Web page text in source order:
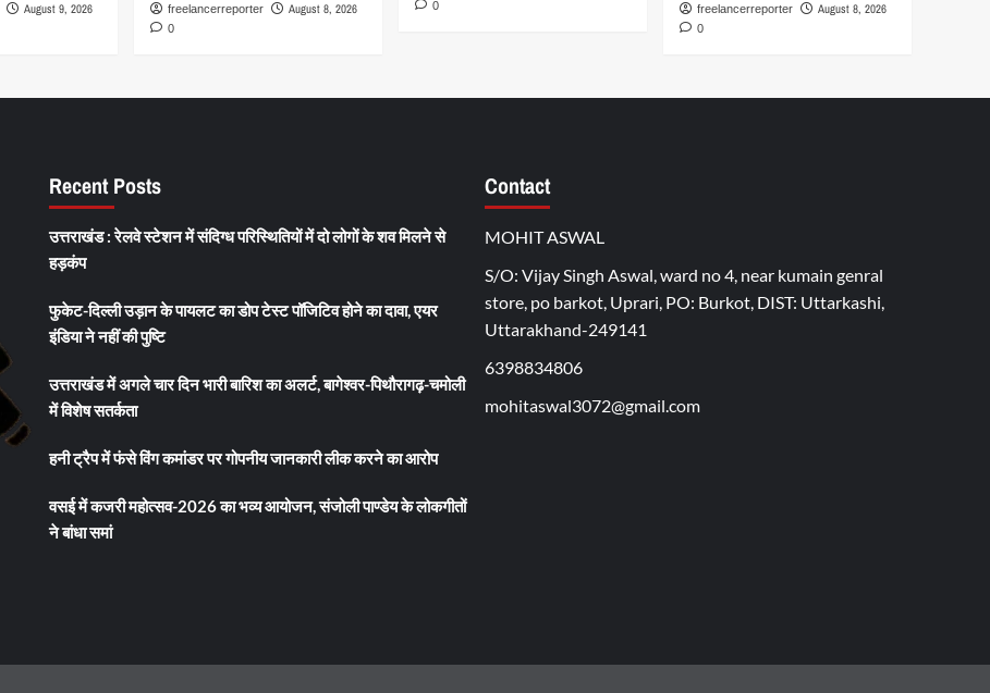
August 9, 2026 freelancerreporter August 8, 2026
0
0 freelancerreporter August 8, 2026
0
Recent Posts
उत्तराखंड : रेलवे स्टेशन में संदिग्ध परिस्थितियों में दो लोगों के शव मिलने से
हड़कंप
फुकेट-दिल्ली उड़ान के पायलट का डोप टेस्ट पॉजिटिव होने का दावा, एयर
इंडिया ने नहीं की पुष्टि
उत्तराखंड में अगले चार दिन भारी बारिश का अलर्ट, बागेश्वर-पिथौरागढ़-चमोली
में विशेष सतर्कता
हनी ट्रैप में फंसे विंग कमांडर पर गोपनीय जानकारी लीक करने का आरोप
वसई में कजरी महोत्सव-2026 का भव्य आयोजन, संजोली पाण्डेय के लोकगीतों
ने बांधा समां
Contact
MOHIT ASWAL
S/O: Vijay Singh Aswal, ward no 4, near kumain genral
store, po barkot, Uprari, PO: Burkot, DIST: Uttarkashi,
Uttarakhand-249141
6398834806
mohitaswal3072@gmail.com